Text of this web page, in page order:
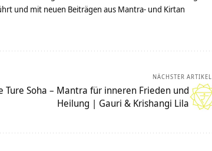
und mit neuen Beiträgen aus Mantra- und Kirtan
NÄCHSTER ARTIKEL
Ture Soha – Mantra für inneren Frieden und
Heilung | Gauri & Krishangi Lila